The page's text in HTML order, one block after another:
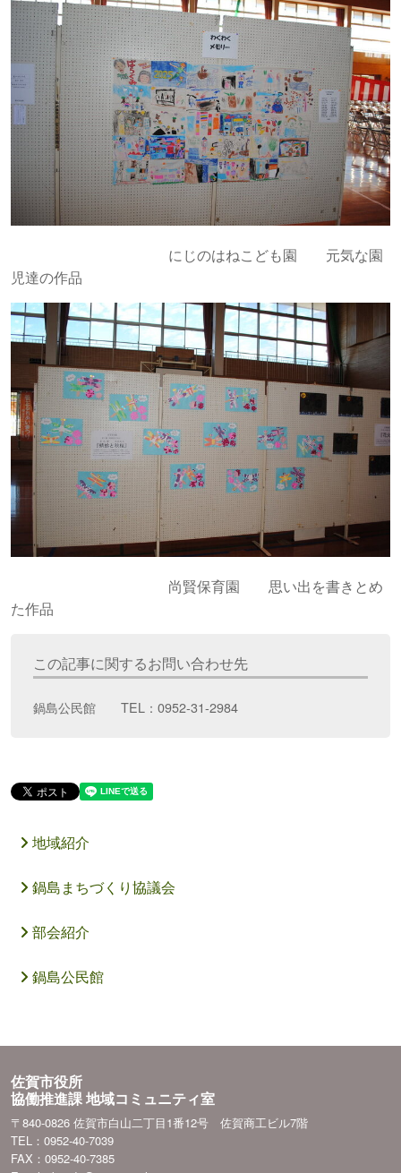
にじのはねこども園 元気な園
児達の作品
尚賢保育園 思い出を書きとめ
た作品
この記事に関するお問い合わせ先
鍋島公民館 TEL：0952-31-2984
地域紹介
鍋島まちづくり協議会
部会紹介
鍋島公民館
佐賀市役所
協働推進課 地域コミュニティ室
〒840-0826 佐賀市白山二丁目1番12号 佐賀商工ビル7階
TEL：0952-40-7039
FAX：0952-40-7385